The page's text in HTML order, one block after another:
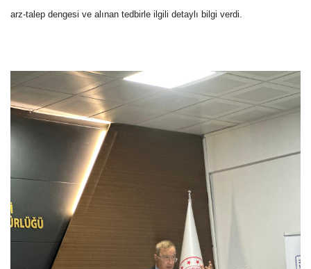
arz-talep dengesi ve alınan tedbirle ilgili detaylı bilgi verdi.